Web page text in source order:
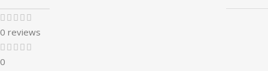
0 reviews
0